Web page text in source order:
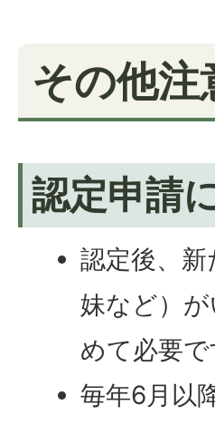
その他注
認定申請
認定後、
妹など）
めて必要で
毎年6月以